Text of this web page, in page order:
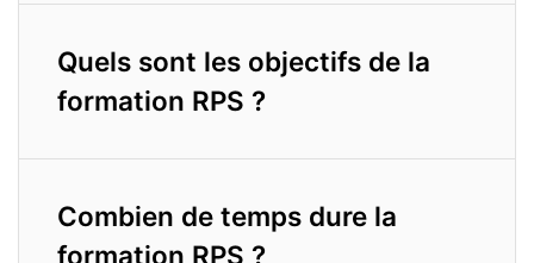
Quels sont les objectifs de la
formation RPS ?
Combien de temps dure la
formation RPS ?